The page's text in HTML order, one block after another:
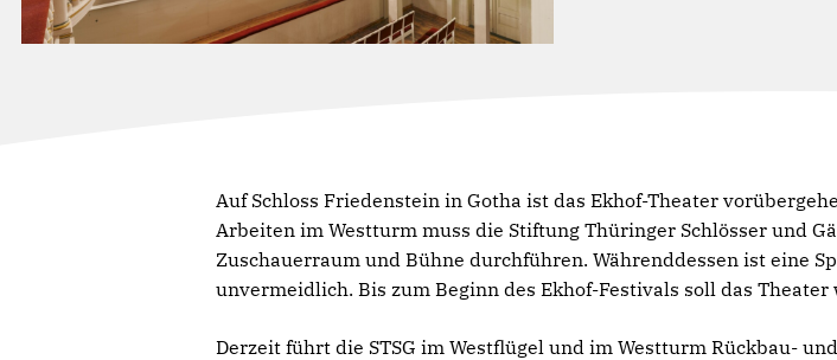
Auf Schloss Friedenstein in Gotha ist das Ekhof-Theater
Arbeiten im Westturm muss die Stiftung Thüringer Schlösser und
Zuschauerraum und Bühne durchführen. Währenddessen ist eine
unvermeidlich. Bis zum Beginn des Ekhof-Festivals soll das
Derzeit führt die STSG im Westflügel und im Westturm Rückbau-